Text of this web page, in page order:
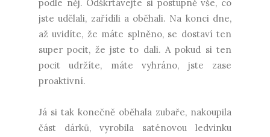
podle něj. Odškrtávejte si postupně vše, co
jste udělali, zařídili a oběhali. Na konci dne,
až uvidíte, že máte splněno, se dostaví ten
super pocit, že jste to dali. A pokud si ten
pocit udržíte, máte vyhráno, jste zase
proaktivní.
Já si tak konečně oběhala zubaře, nakoupila
část dárků, vyrobila saténovou ledvinku